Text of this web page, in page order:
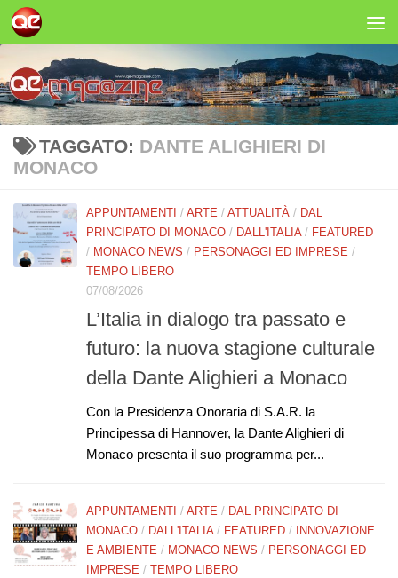
Salta al contenuto
TAGGATO: DANTE ALIGHIERI DI
MONACO
APPUNTAMENTI / ARTE / ATTUALITÀ / DAL
PRINCIPATO DI MONACO / DALL'ITALIA/ FEATURED
/ MONACO NEWS / PERSONAGGI ED IMPRESE /
TEMPO LIBERO
07/08/2026
L’Italia in dialogo tra passato e
futuro: la nuova stagione culturale
della Dante Alighieri a Monaco
Con la Presidenza Onoraria di S.A.R. la
Principessa di Hannover, la Dante Alighieri di
Monaco presenta il suo programma per...
APPUNTAMENTI / ARTE / DAL PRINCIPATO DI
MONACO / DALL'ITALIA / FEATURED /
INNOVAZIONE
E AMBIENTE / MONACO NEWS / PERSONAGGI ED
IMPRESE / TEMPO LIBERO